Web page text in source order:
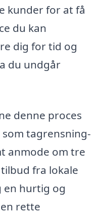
kunder for at få
du kan
dig for tid og
du undgår
denne proces
tagrensning-
anmode om tre
fra lokale
en hurtig og
rette